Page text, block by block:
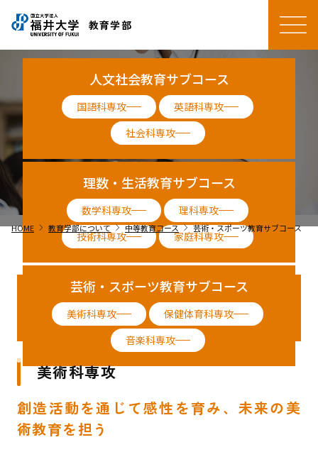
教育学部
引き出す教育をめざして、主体的で協働的で深い学びを構想
し実践することができる教員を養成します。
人文社会教育サブコース
国語科専攻
英語科専攻
社会科専攻
理数・生活教育サブコース
数学科専攻
理科専攻
技術科専攻
家庭科専攻
芸術・スポーツ教育サブコース
美術科専攻
保健体育科専攻
音楽科専攻
HOME chevron_right 教育学部についてchevron_right中等教育コースchevron_right芸術・スポーツ教育サブコース
芸術・スポーツ教育サブ
コース
美術科専攻
創造活動を通じて感性を育み、未来の美
術教育を担う